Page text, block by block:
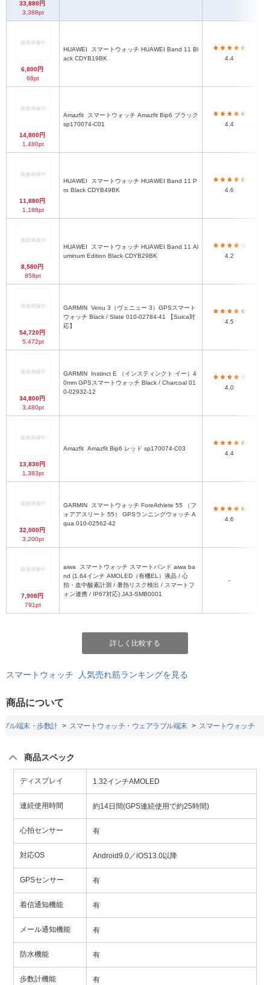
33,880円
3,388pt
6,800円
68pt
HUAWEI
ack CDYB19BK
4.4
14,800円
1,480pt
Amazfit
sp170074-C01
4.4
11,880円
1,188pt
HUAWEI
ro Black CDYB49BK
4.6
8,580円
858pt
HUAWEI
uminum Edition Black CDYB29BK
4.2
54,720円
5,472pt
GARMIN
ウォッチ Black / Slate 010-02784-41 【Suica対
応】
4.5
34,800円
3,480pt
GARMIN
0mm GPSスマートウォッチ Black / Charcoal 01
0-02932-12
4.0
13,830円
1,383pt
Amazfit Amazfit Bip6 レッド sp170074-C03
4.4
32,000円
3,200pt
GARMIN
ォアアスリート 55） GPSランニングウォッチ A
qua 010-02562-42
4.6
7,908円
791pt
aiwa
nd (1.64インチ AMOLED（有機EL）液晶 / 心
拍・血中酸素計測 / 暑熱リスク検出 / スマートフ
ォン連携 / IP67対応) JA3-SMB0001
-
詳しく比較する
スマートウォッチ 人気売れ筋ランキングを見る
商品について
ル端末・歩数計 スマートウォッチ・ウェアラブル端末 スマートウォッチ
商品スペック
ディスプレイ 1.32インチAMOLED
連続使用時間 約14日間(GPS連続使用で約25時間)
心拍センサー 有
対応OS Android9.0／iOS13.0以降
GPSセンサー 有
着信通知機能 有
メール通知機能 有
防水機能 有
歩数計機能 有